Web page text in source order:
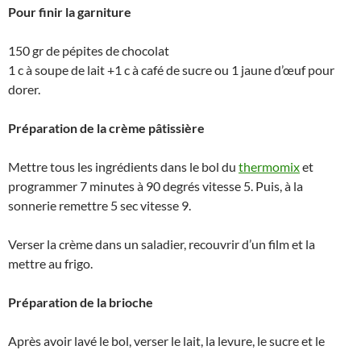
Pour finir la garniture
150 gr de pépites de chocolat
1 c à soupe de lait +1 c à café de sucre ou 1 jaune d’œuf pour
dorer.
Préparation de la crème pâtissière
Mettre tous les ingrédients dans le bol du thermomixet
programmer 7 minutes à 90 degrés vitesse 5. Puis, à la
sonnerie remettre 5 sec vitesse 9.
Verser la crème dans un saladier, recouvrir d’un film et la
mettre au frigo.
Préparation de la brioche
Après avoir lavé le bol, verser le lait, la levure, le sucre et le